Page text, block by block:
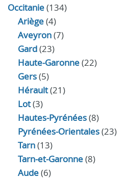
Occitanie(134)
Ariège(4)
Aveyron(7)
Gard(23)
Haute-Garonne(22)
Gers(5)
Hérault(21)
Lot(3)
Hautes-Pyrénées(8)
Pyrénées-Orientales(23)
Tarn(13)
Tarn-et-Garonne(8)
Aude(6)